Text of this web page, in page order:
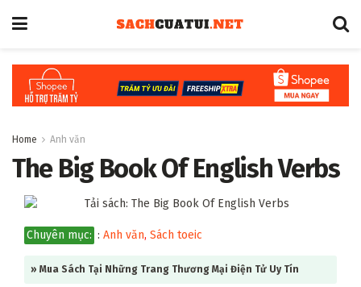
Home Anh văn
The Big Book Of English Verbs
Chuyên mục: : Anh văn, Sách toeic
» Mua Sách Tại Những Trang Thương Mại Điện Tử Uy Tín